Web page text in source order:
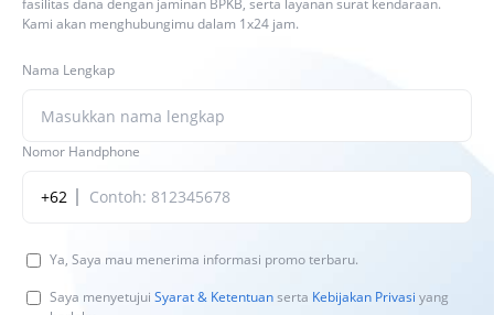
fasilitas dana dengan jaminan BPKB, serta layanan surat kendaraan.
Kami akan menghubungimu dalam 1x24 jam.
Nama Lengkap
Nomor Handphone
+62
Ya, Saya mau menerima informasi promo terbaru.
Saya menyetujui Syarat & Ketentuanserta Kebijakan Privasi yang